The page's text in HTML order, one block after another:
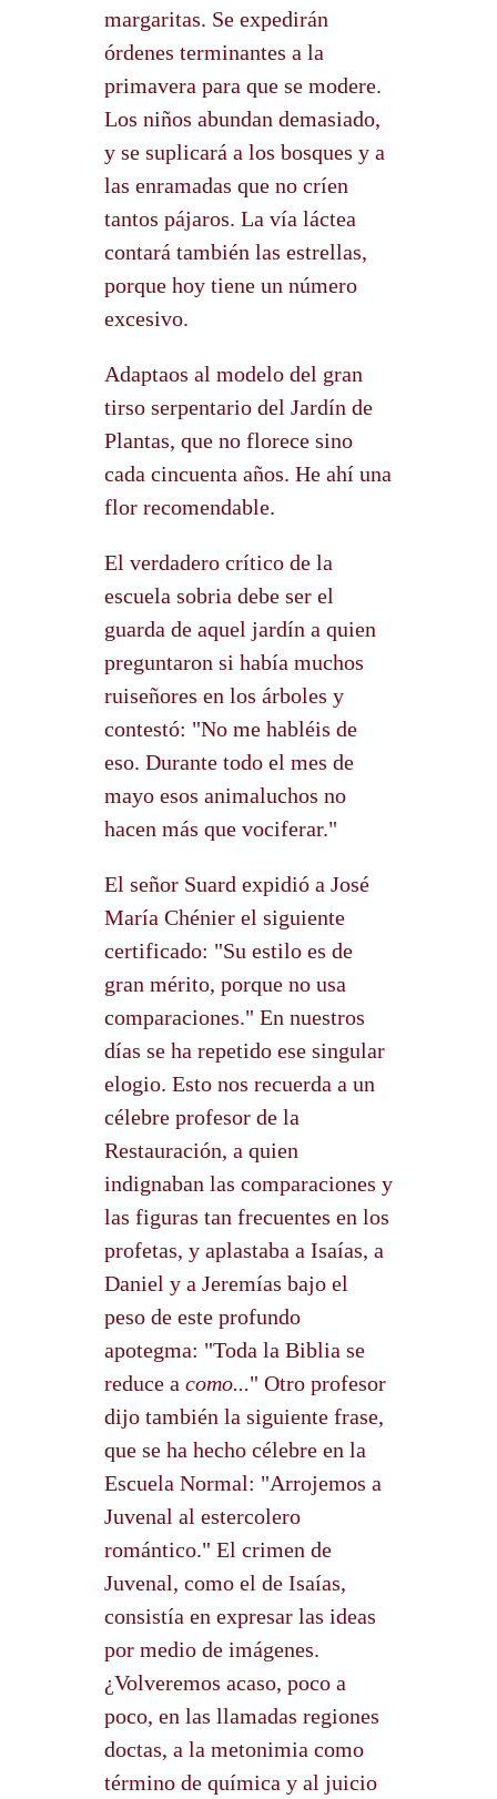
margaritas. Se expedirán
órdenes terminantes a la
primavera para que se modere.
Los niños abundan demasiado,
y se suplicará a los bosques y a
las enramadas que no críen
tantos pájaros. La vía láctea
contará también las estrellas,
porque hoy tiene un número
excesivo.
Adaptaos al modelo del gran
tirso serpentario del Jardín de
Plantas, que no florece sino
cada cincuenta años. He ahí una
flor recomendable.
El verdadero crítico de la
escuela sobria debe ser el
guarda de aquel jardín a quien
preguntaron si había muchos
ruiseñores en los árboles y
contestó: "No me habléis de
eso. Durante todo el mes de
mayo esos animaluchos no
hacen más que vociferar."
El señor Suard expidió a José
María Chénier el siguiente
certificado: "Su estilo es de
gran mérito, porque no usa
comparaciones." En nuestros
días se ha repetido ese singular
elogio. Esto nos recuerda a un
célebre profesor de la
Restauración, a quien
indignaban las comparaciones y
las figuras tan frecuentes en los
profetas, y aplastaba a Isaías, a
Daniel y a Jeremías bajo el
peso de este profundo
apotegma: "Toda la Biblia se
reduce a como..." Otro profesor
dijo también la siguiente frase,
que se ha hecho célebre en la
Escuela Normal: "Arrojemos a
Juvenal al estercolero
romántico." El crimen de
Juvenal, como el de Isaías,
consistía en expresar las ideas
por medio de imágenes.
¿Volveremos acaso, poco a
poco, en las llamadas regiones
doctas, a la metonimia como
término de química y al juicio